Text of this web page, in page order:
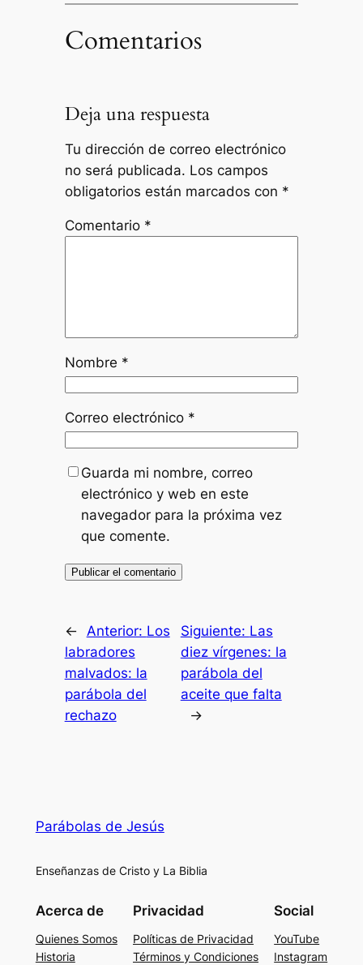
Comentarios
Deja una respuesta
Tu dirección de correo electrónico
no será publicada. Los campos
obligatorios están marcados con *
Comentario *
Nombre *
Correo electrónico *
Guarda mi nombre, correo
electrónico y web en este
navegador para la próxima vez
que comente.
← Anterior: Los
labradores
malvados: la
parábola del
rechazo
Siguiente: Las
diez vírgenes: la
parábola del
aceite que falta
→
Parábolas de Jesús
Enseñanzas de Cristo y La Biblia
Acerca de
Quienes Somos
Historia
Privacidad
Políticas de Privacidad
Términos y Condiciones
Social
YouTube
Instagram